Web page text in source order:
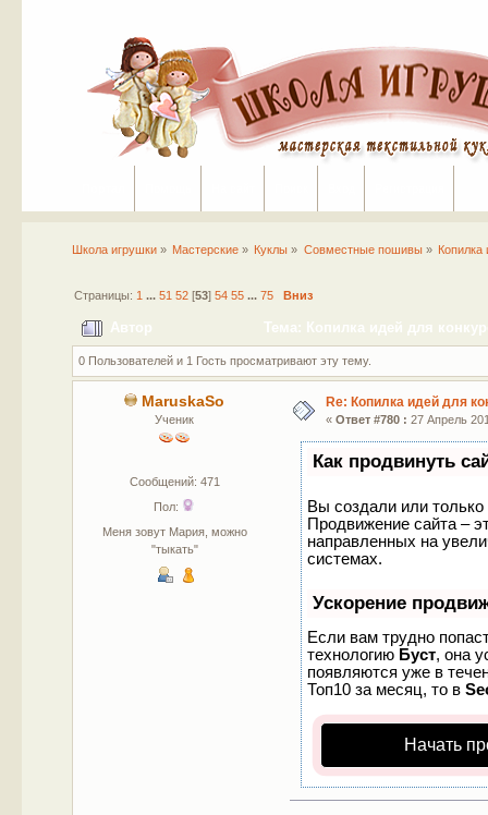
Школа игрушки» Мастерские » Куклы » Совместные пошивы»
Страницы: 1 ... 51 52[53] 54 55 ... 75 Вниз
Автор Тема: Копилка идей для
0 Пользователей и 1 Гость просматривают эту тему.
MaruskaSo
Ученик
Сообщений: 471
Пол:
Меня зовут Мария, можно
"тыкать"
Re: Копилка идей для
« Ответ #780 : 27 Апрель
Как продвинуть
Вы создали или только
Продвижение сайта –
направленных на
системах.
Ускорение
Если вам трудно
технологию Буст, она
появляются уже в
Топ10 за месяц, то в
Начать